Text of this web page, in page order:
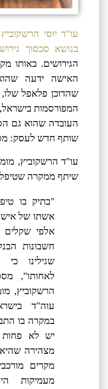
עו"ד יוסי
בנושא סכסוך
הגירושים. באותו
האישה ידעה
שהדוכן פלאפל
המפורסמות
העובדה שהוא גם
שותף חדש לעסק:
עו"ד הרשקוביץ,
שיתף ממקרה שטיפל
"בתיק בו
אשתו של
אלפי שקלים
חשבונות
שגילינו
לאחותו",
הרשקוביץ,
עוה"ד
במקרה בו
יש לא פחות
מצהירה
מקרים
מעמיקות